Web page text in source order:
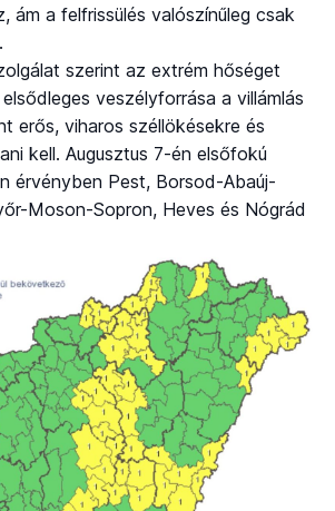
ám a felfrissülés valószínűleg csak
szerint az extrém hőséget
veszélyforrása a villámlás
erős, viharos széllökésekre és
kell. Augusztus 7-én elsőfokú
érvényben Pest, Borsod-Abaúj-
Moson-Sopron, Heves és Nógrád